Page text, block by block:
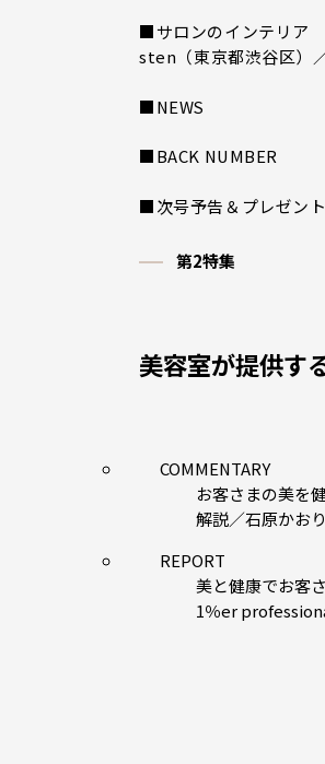
■サロンのインテリア
sten（東京都渋谷区）
■NEWS
■BACK NUMBER
■次号予告＆プレゼン
第2特集
美容室が提供す
COMMENTARY
お客さまの美を
解説／石原かお
REPORT
美と健康でお客
1％er